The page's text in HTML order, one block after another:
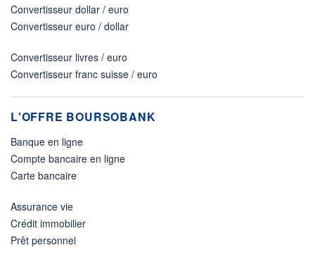
Convertisseur dollar / euro
Convertisseur euro / dollar
Convertisseur livres / euro
Convertisseur franc suisse / euro
L'OFFRE BOURSOBANK
Banque en ligne
Compte bancaire en ligne
Carte bancaire
Assurance vie
Crédit immobilier
Prêt personnel